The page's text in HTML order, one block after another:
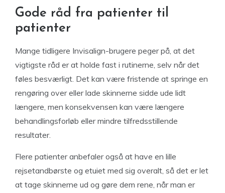
Gode råd fra patienter til
patienter
Mange tidligere Invisalign-brugere peger på, at det
vigtigste råd er at holde fast i rutinerne, selv når det
føles besværligt. Det kan være fristende at springe en
rengøring over eller lade skinnerne sidde ude lidt
længere, men konsekvensen kan være længere
behandlingsforløb eller mindre tilfredsstillende
resultater.
Flere patienter anbefaler også at have en lille
rejsetandbørste og etuiet med sig overalt, så det er let
at tage skinnerne ud og gøre dem rene, når man er